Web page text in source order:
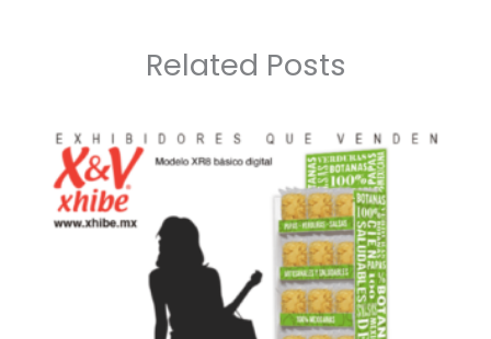
Related Posts